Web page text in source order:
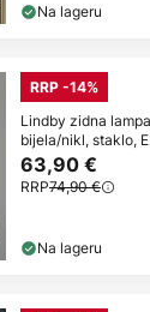
Na lageru
RRP -14%
Lindby zidna
bijela/nikl, staklo,
63,90 €
RRP74,90 €
Na lageru